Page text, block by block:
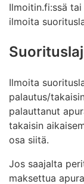
Ilmoitin.fi:ssä
ilmoita
Ilmoita
palautus/
palauttanut
takaisin
osa siitä.
Jos saajalta
maksettua